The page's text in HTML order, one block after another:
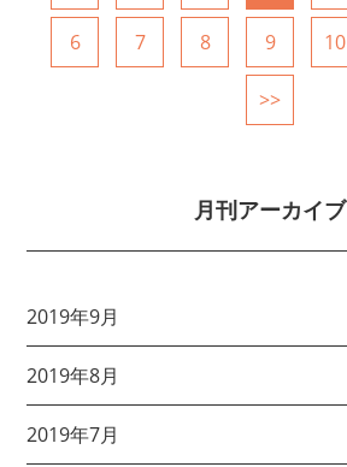
6 7 8 9 10
>>
月刊アーカイブ
2019年9月
2019年8月
2019年7月